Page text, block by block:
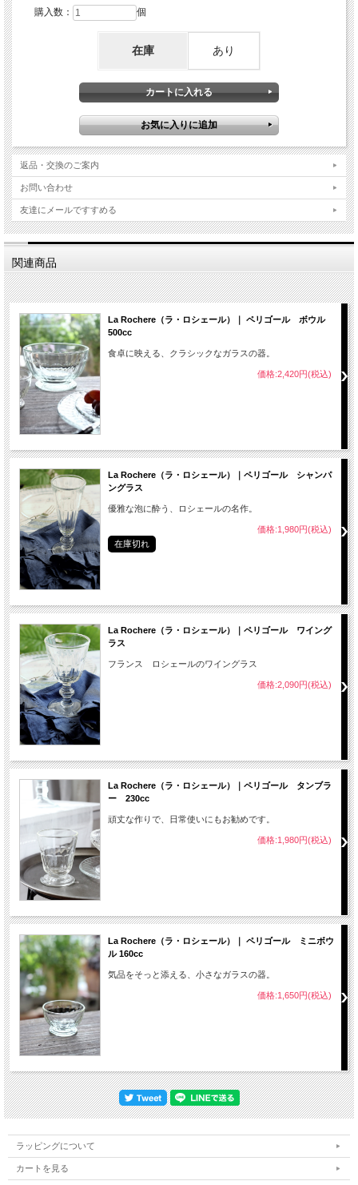
購入数： 個
在庫 あり
返品・交換のご案内
お問い合わせ
友達にメールですすめる
関連商品
La Rochere（ラ・ロシェール）｜ ペリゴール ボウル
500cc
食卓に映える、クラシックなガラスの器。
価格:2,420円(税込)
La Rochere（ラ・ロシェール）｜ペリゴール シャンパ
ングラス
優雅な泡に酔う、ロシェールの名作。
価格:1,980円(税込)
在庫切れ
La Rochere（ラ・ロシェール）｜ペリゴール ワイング
ラス
フランス ロシェールのワイングラス
価格:2,090円(税込)
La Rochere（ラ・ロシェール）｜ペリゴール タンブラ
ー 230cc
頑丈な作りで、日常使いにもお勧めです。
価格:1,980円(税込)
La Rochere（ラ・ロシェール）｜ ペリゴール ミニボウ
ル 160cc
気品をそっと添える、小さなガラスの器。
価格:1,650円(税込)
ラッピングについて
カートを見る